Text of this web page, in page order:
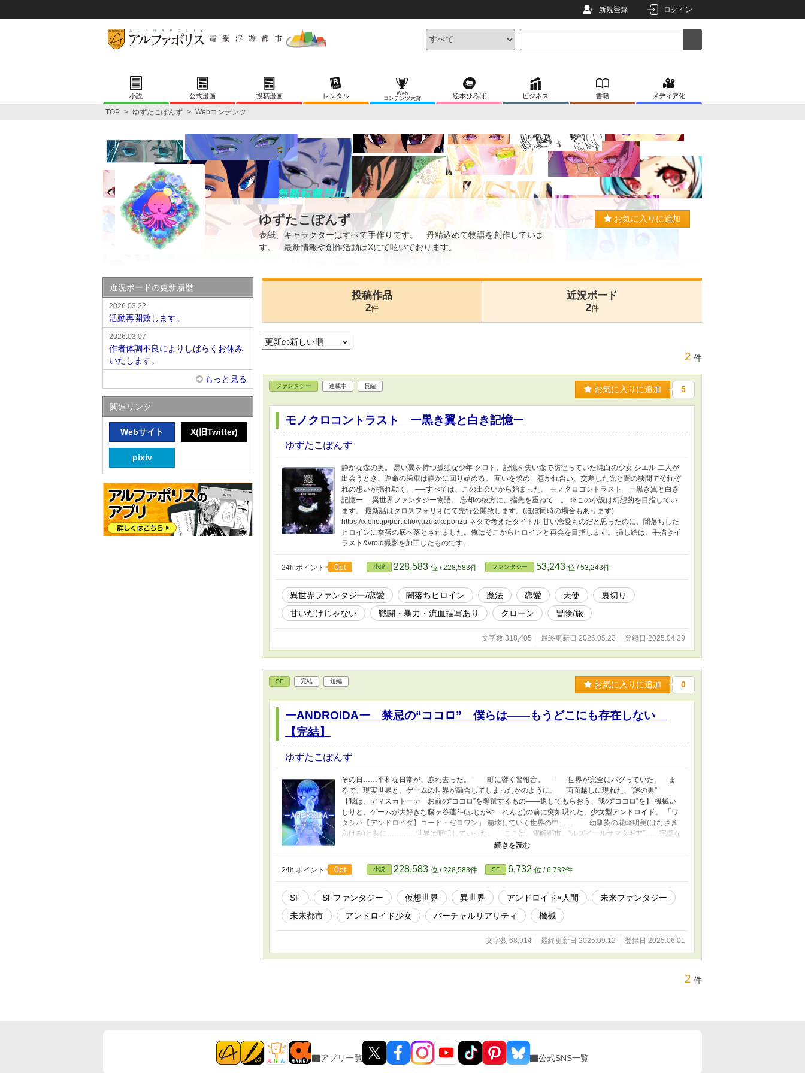
新規登録 ログイン
小説 公式漫画 投稿漫画 レンタル
Web
コンテンツ大賞
絵本ひろば ビジネス 書籍 メディア化
TOP > ゆずたこぽんず > Webコンテンツ
ゆずたこぽんず
表紙、キャラクターはすべて手作りです。 丹精込めて物語を創作していま
す。 最新情報や創作活動はXにて呟いております。
お気に入りに追加
投稿作品
2件
近況ボード
2件
2 件
ファンタジー 連載中 長編 お気に入りに追加 5
モノクロコントラスト ー黒き翼と白き記憶ー
ゆずたこぽんず
静かな森の奥。 黒い翼を持つ孤独な少年 クロト、記憶を失い森で彷徨っていた純白の少女 シエル 二人が
出会うとき、運命の歯車は静かに回り始める。 互いを求め、惹かれ合い、交差した光と闇の狭間でそれぞ
れの想いが揺れ動く。 ──すべては、この出会いから始まった。 モノクロコントラスト ー黒き翼と白き
記憶ー 異世界ファンタジー物語。 忘却の彼方に、指先を重ねて…。 ※この小説は幻想的を目指してい
ます。 最新話はクロスフォリオにて先行公開致します。(ほぼ同時の場合もあります)
https://xfolio.jp/portfolio/yuzutakoponzu ネタで考えたタイトル 甘い恋愛ものだと思ったのに、闇落ちした
ヒロインに奈落の底へ落とされました。俺はそこからヒロインと再会を目指します。 挿し絵は、手描きイ
ラスト&vroid撮影を加工したものです。
24h.ポイント 0pt 小説 228,583 位 / 228,583件 ファンタジー 53,243 位 / 53,243件
異世界ファンタジー/恋愛 闇落ちヒロイン 魔法 恋愛 天使
裏切り
甘いだけじゃない
戦闘・暴力・流血描写あり クローン 冒険/旅
文字数 318,405 最終更新日 2026.05.23 登録日 2025.04.29
SF 完結 短編 お気に入りに追加 0
ーANDROIDAー 禁忌の“ココロ” 僕らは――もうどこにも存在しない
【完結】
ゆずたこぽんず
その日……平和な日常が、崩れ去った。 ――町に響く警報音。 ――世界が完全にバグっていた。 ま
るで、現実世界と、ゲームの世界が融合してしまったかのように。 画面越しに現れた、“謎の男”
【我は、ディスカトーテ お前の“ココロ”を奪還するもの――返してもらおう、我の“ココロ”を】 機械い
じりと、ゲームが大好きな藤ヶ谷蓮斗(ふじがや れんと)の前に突如現れた、少女型アンドロイド。 「ワ
タシハ【アンドロイダ】コード・ゼロワン」 崩壊していく世界の中…… 幼馴染の花崎明美(はなさき
あけみ)と共に…………世界は暗転していった。 「ここは、電解都市、“ルズイールサマタギア”……完璧な
楽園」 仮想と現実の狭間で、機械たちが追い求める禁断の“ココロ” ――私はただ…………愛する人
を、思い出したいだけなのだ………… 未来型、SFファンタジー小説「ANDOROIDA」ここに開
幕………… お前の中に、“ココロ”は存在しているか？ なろう系タイト
ル 無理のある設定の未来へたどり着いた俺は、ココロを持ったアンドロイドと共に、未来を破壊しないと
24h.ポイント 0pt 小説 228,583 位 / 228,583件 SF 6,732 位 / 6,732件
SF SFファンタジー 仮想世界 異世界 アンドロイド×人間
未来ファンタジー
未来都市
アンドロイド少女 バーチャルリアリティ 機械
文字数 68,914 最終更新日 2025.09.12 登録日 2025.06.01
2 件
近況ボードの更新履歴
2026.03.22
活動再開致します。
2026.03.07
作者体調不良によりしばらくお休み
いたします。
もっと見る
関連リンク
Webサイト X(旧Twitter)
pixiv
アプリ一覧 公式SNS一覧